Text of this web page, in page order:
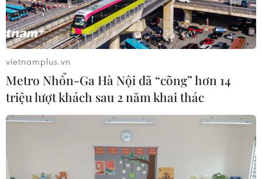
Nga phạt Twitter hơn 95.000 USD do
vietnamplus.vn
Metro Nhổn-Ga Hà Nội đã “cõng” hơn 14
triệu lượt khách sau 2 năm khai thác